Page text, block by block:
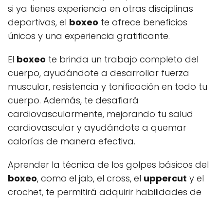
si ya tienes experiencia en otras disciplinas
deportivas, el boxeo te ofrece beneficios
únicos y una experiencia gratificante.
El boxeo te brinda un trabajo completo del
cuerpo, ayudándote a desarrollar fuerza
muscular, resistencia y tonificación en todo tu
cuerpo. Además, te desafiará
cardiovascularmente, mejorando tu salud
cardiovascular y ayudándote a quemar
calorías de manera efectiva.
Aprender la técnica de los golpes básicos del
boxeo, como el jab, el cross, el uppercut y el
crochet, te permitirá adquirir habilidades de